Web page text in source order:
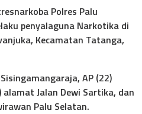
Polres Palu
penyalaguna Narkotika di
Kecamatan Tatanga,
AP (22)
Jalan Dewi Sartika, dan
Palu Selatan.